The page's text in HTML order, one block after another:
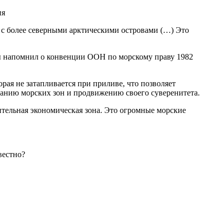
более северными арктическими островами (…) Это
напомнил о конвенции ООН по морскому праву 1982
не затапливается при приливе, что позволяет
морских зон и продвижению своего суверенитета.
экономическая зона. Это огромные морские